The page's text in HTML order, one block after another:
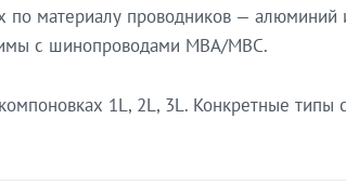
по материалу проводников —
с шинопроводами МВА/МВС.
1L, 2L, 3L. Конкретные типы